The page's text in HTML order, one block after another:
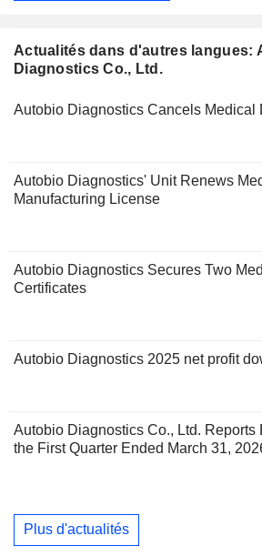
Actualités dans d'autres langues:
Diagnostics Co., Ltd.
Autobio Diagnostics Cancels Medical
Autobio Diagnostics' Unit Renews
Manufacturing License
Autobio Diagnostics Secures Two
Certificates
Autobio Diagnostics 2025 net profit
Autobio Diagnostics Co., Ltd. Reports
the First Quarter Ended March 31,
Plus d'actualités